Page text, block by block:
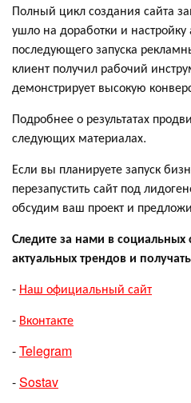
Полный цикл создания сайта
ушло на доработки и
последующего запуска
клиент получил рабочий
демонстрирует высокую
Подробнее о результатах
следующих материалах.
Если вы планируете запуск
перезапустить сайт под
обсудим ваш проект и
Следите за нами в социальных
актуальных трендов и
- Наш официальный сайт
- Вконтакте
-Telegram
-Sostav